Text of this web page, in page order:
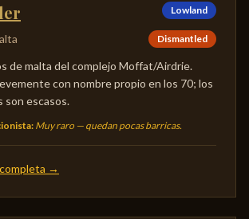
Lowland
Dismantled
de malta del complejo Moffat/Airdrie.
con nombre propio en los 70; los
son escasos.
: Muy raro — quedan pocas barricas.
→